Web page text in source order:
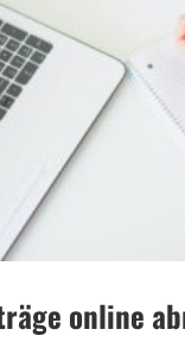
online